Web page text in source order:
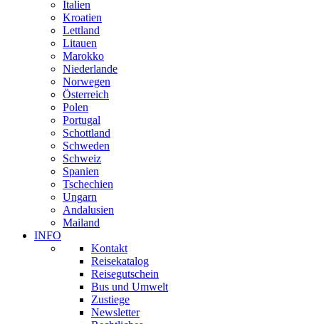
Italien
Kroatien
Lettland
Litauen
Marokko
Niederlande
Norwegen
Österreich
Polen
Portugal
Schottland
Schweden
Schweiz
Spanien
Tschechien
Ungarn
Andalusien
Mailand
INFO
Kontakt
Reisekatalog
Reisegutschein
Bus und Umwelt
Zustiege
Newsletter